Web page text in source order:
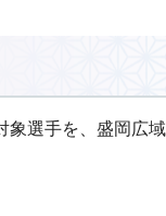
選手を、盛岡広